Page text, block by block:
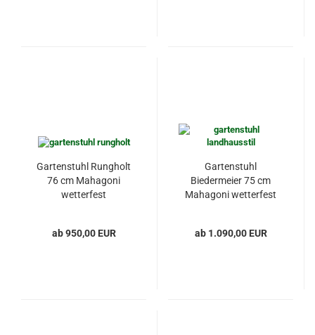
Gartenstuhl Rungholt
76 cm Mahagoni
wetterfest
ab 950,00 EUR
Gartenstuhl
Biedermeier 75 cm
Mahagoni wetterfest
ab 1.090,00 EUR